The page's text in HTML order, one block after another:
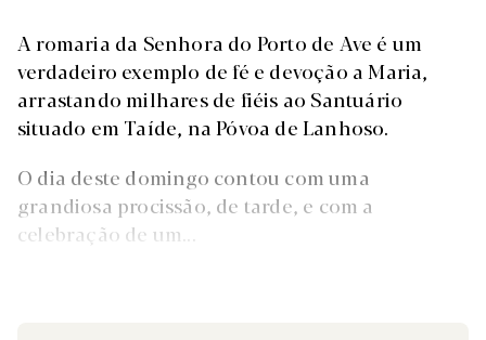
A romaria da Senhora do Porto de Ave é um
verdadeiro exemplo de fé e devoção a Maria,
arrastando milhares de fiéis ao Santuário
situado em Taíde, na Póvoa de Lanhoso.
O dia deste domingo contou com uma
grandiosa procissão, de tarde, e com a
celebração de um...